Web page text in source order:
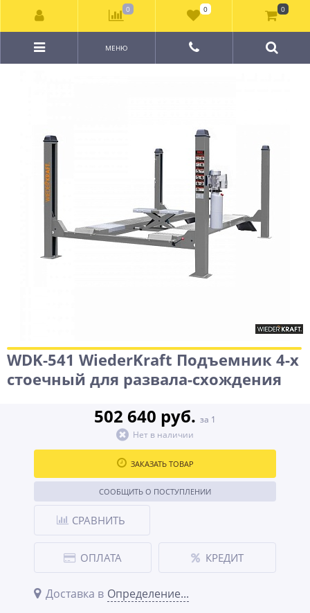
МЕНЮ
WDK-541 WiederKraft Подъемник 4-х
стоечный для развала-схождения
502 640 руб. за 1
Нет в наличии
ЗАКАЗАТЬ ТОВАР
СООБЩИТЬ О ПОСТУПЛЕНИИ
СРАВНИТЬ
ОПЛАТА КРЕДИТ
Доставка в Определение...
0 0 0